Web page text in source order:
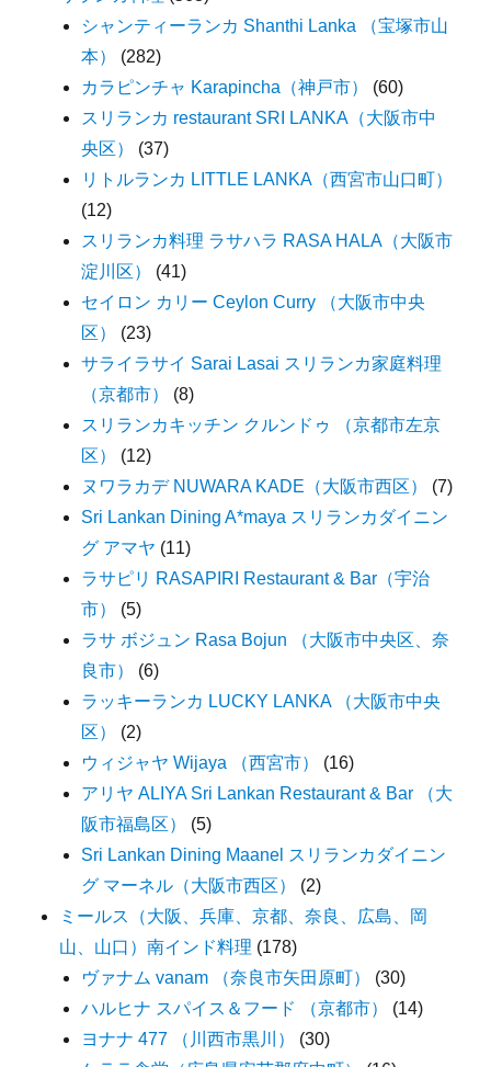
シャンティーランカ Shanthi Lanka （宝塚市山
本）
(282)
カラピンチャ Karapincha（神戸市）
(60)
スリランカ restaurant SRI LANKA（大阪市中
央区）
(37)
リトルランカ LITTLE LANKA（西宮市山口町）
(12)
スリランカ料理 ラサハラ RASA HALA（大阪市
淀川区）
(41)
セイロン カリー Ceylon Curry （大阪市中央
区）
(23)
サライラサイ Sarai Lasai スリランカ家庭料理
（京都市）
(8)
スリランカキッチン クルンドゥ （京都市左京
区）
(12)
ヌワラカデ NUWARA KADE（大阪市西区）
(7)
Sri Lankan Dining A*maya スリランカダイニン
グ アマヤ (11)
ラサピリ RASAPIRI Restaurant & Bar（宇治
市）
(5)
ラサ ボジュン Rasa Bojun （大阪市中央区、奈
良市）
(6)
ラッキーランカ LUCKY LANKA （大阪市中央
区）
(2)
ウィジャヤ Wijaya （西宮市）
(16)
アリヤ ALIYA Sri Lankan Restaurant & Bar （大
阪市福島区）
(5)
Sri Lankan Dining Maanel スリランカダイニン
グ マーネル（大阪市西区）
(2)
ミールス（大阪、兵庫、京都、奈良、広島、岡
山、山口）南インド料理 (178)
ヴァナム vanam （奈良市矢田原町）
(30)
ハルヒナ スパイス＆フード （京都市）
(14)
ヨナナ 477 （川西市黒川）
(30)